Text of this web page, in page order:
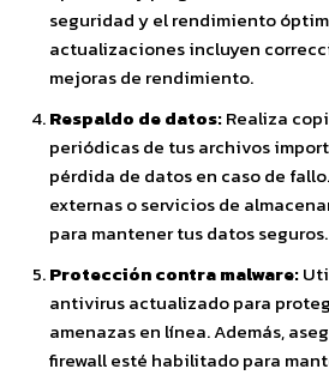
seguridad y el rendimiento
actualizaciones incluyen
mejoras de rendimiento.
Respaldo de datos:Realiza
periódicas de tus archivos
pérdida de datos en caso de
externas o servicios de
para mantener tus datos seguros.
Protección contra malware:
antivirus actualizado para
amenazas en línea. Además,
firewall esté habilitado para